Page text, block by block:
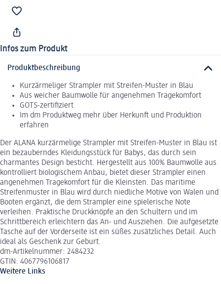
Infos zum Produkt
Produktbeschreibung
Kurzärmeliger Strampler mit Streifen-Muster in Blau
Aus weicher Baumwolle für angenehmen Tragekomfort
GOTS-zertifiziert
Im dm Produktweg mehr über Herkunft und Produktion
erfahren
Der ALANA kurzärmelige Strampler mit Streifen-Muster in Blau ist
ein bezauberndes Kleidungsstück für Babys, das durch sein
charmantes Design besticht. Hergestellt aus 100% Baumwolle aus
kontrolliert biologischem Anbau, bietet dieser Strampler einen
angenehmen Tragekomfort für die Kleinsten. Das maritime
Streifenmuster in Blau wird durch niedliche Motive von Walen und
Booten ergänzt, die dem Strampler eine spielerische Note
verleihen. Praktische Druckknöpfe an den Schultern und im
Schrittbereich erleichtern das An- und Ausziehen. Die aufgesetzte
Tasche auf der Vorderseite ist ein süßes zusätzliches Detail. Auch
ideal als Geschenk zur Geburt.
dm-Artikelnummer: 2484232
GTIN: 4067796106817
Weitere Links